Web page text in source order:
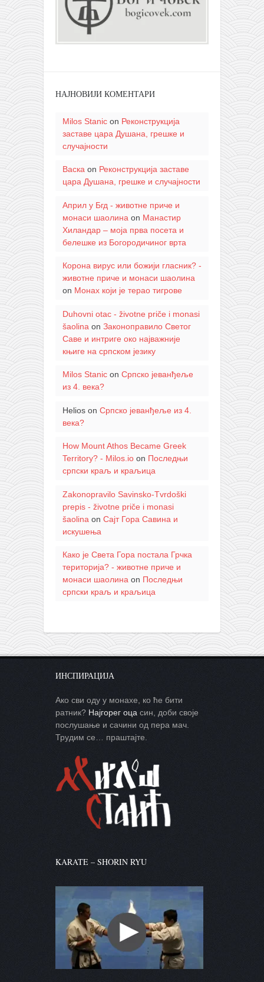
НАЈНОВИЈИ КОМЕНТАРИ
Milos Stanicon Реконструкција
заставе цара Душана, грешке и
случајности
Васка on Реконструкција заставе
цара Душана, грешке и случајности
Април у Бгд - животне приче и
монаси шаолина on Манастир
Хиландар – моја прва посета и
белешке из Богородичиног врта
Корона вирус или божији гласник? -
животне приче и монаси шаолина
on Монах који је терао тигрове
Duhovni otac - životne priče i monasi
šaolina on Законоправило Светог
Саве и интриге око најважније
књиге на српском језику
Milos Stanicon Српско јеванђеље
из 4. века?
Helioson Српско јеванђеље из 4.
века?
How Mount Athos Became Greek
Territory? - Milos.ioon Последњи
српски краљ и краљица
Zakonopravilo Savinsko-Tvrdoški
prepis - životne priče i monasi
šaolina on Сајт Гора Савина и
искушења
Како је Света Гора постала Грчка
територија? - животне приче и
монаси шаолинаon Последњи
српски краљ и краљица
ИНСПИРАЦИЈА
Ако сви оду у монахе, ко ће бити
ратник? Најгорег оца син, доби своје
послушање и сачини од пера мач.
Трудим се… праштајте.
KARATE – SHORIN RYU